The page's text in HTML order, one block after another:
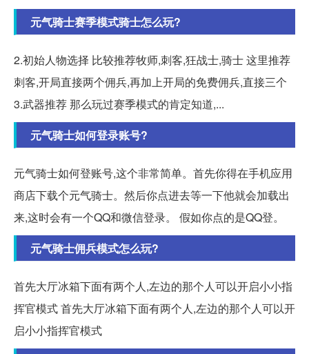
元气骑士赛季模式骑士怎么玩?
2.初始人物选择 比较推荐牧师,刺客,狂战士,骑士 这里推荐
刺客,开局直接两个佣兵,再加上开局的免费佣兵,直接三个
3.武器推荐 那么玩过赛季模式的肯定知道,...
元气骑士如何登录账号?
元气骑士如何登账号,这个非常简单。首先你得在手机应用
商店下载个元气骑士。然后你点进去等一下他就会加载出
来,这时会有一个QQ和微信登录。 假如你点的是QQ登。
元气骑士佣兵模式怎么玩?
首先大厅冰箱下面有两个人,左边的那个人可以开启小小指
挥官模式 首先大厅冰箱下面有两个人,左边的那个人可以开
启小小指挥官模式